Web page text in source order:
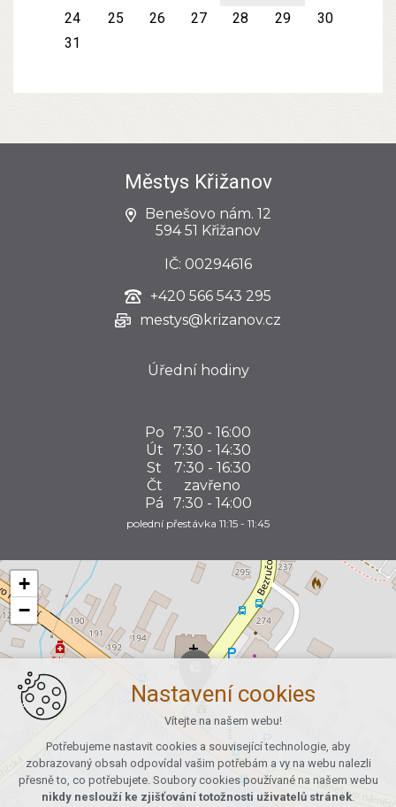
24
25 26 27 28 29
30
31
Městys Křižanov
Benešovo nám. 12
594 51 Křižanov
IČ: 00294616
+420 566 543 295
mestys@krizanov.cz
Úřední hodiny
Po 7:30 - 16:00
Út
7:30 - 14:30
St
7:30 - 16:30
Čt
zavřeno
Pá
7:30 - 14:00
polední přestávka 11:15 - 11:45
+
−
Nastavení cookies
Vítejte na našem webu!
Potřebujeme nastavit cookies a související technologie, aby
zobrazovaný obsah odpovídal vašim potřebám a vy na webu nalezli
přesně to, co potřebujete. Soubory cookies používané na našem webu
nikdy neslouží ke zjišťování totožnosti uživatelů stránek.